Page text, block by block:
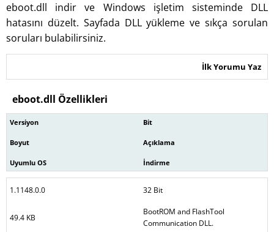
eboot.dll indir ve Windows işletim sisteminde DLL
hatasını düzelt. Sayfada DLL yükleme ve sıkça sorulan
soruları bulabilirsiniz.
İlk Yorumu Yaz
eboot.dll Özellikleri
Versiyon Bit
Boyut Açıklama
Uyumlu OS İndirme
1.1148.0.0 32 Bit
49.4 KB
BootROM and FlashTool
Communication DLL.